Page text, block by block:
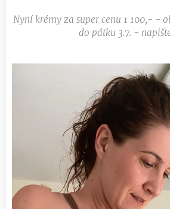
Nyní krémy za super cenu 1 100,- -
do pátku 3.7. -